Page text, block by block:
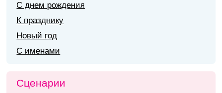
С днем рождения
К празднику
Новый год
С именами
Сценарии